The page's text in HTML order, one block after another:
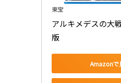
東宝
アルキメデスの大
版
Amazonで